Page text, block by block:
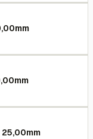
25,00mm